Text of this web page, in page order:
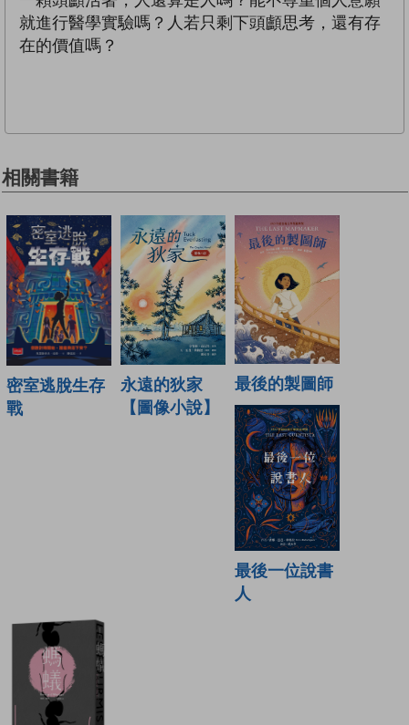
就進行醫學實驗嗎？人若只剩下頭顱思考，還有存
在的價值嗎？
相關書籍
密室逃脫生存
戰
永遠的狄家
【圖像小說】
最後的製圖師
最後一位說書
人